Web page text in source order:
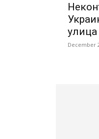
улица
December